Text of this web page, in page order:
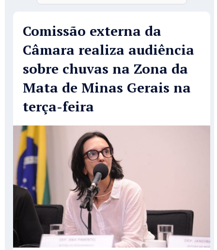
Comissão externa da
Câmara realiza audiência
sobre chuvas na Zona da
Mata de Minas Gerais na
terça-feira